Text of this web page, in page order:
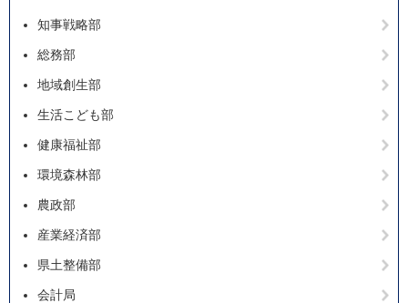
知事戦略部
総務部
地域創生部
生活こども部
健康福祉部
環境森林部
農政部
産業経済部
県土整備部
会計局